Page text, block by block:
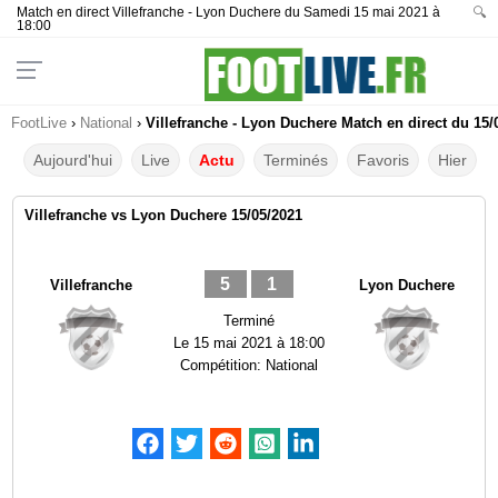
Match en direct Villefranche - Lyon Duchere du Samedi 15 mai 2021 à
18:00
🔍
FootLive › National › Villefranche - Lyon Duchere Match en direct du 15/
Aujourd'hui Live Actu Terminés Favoris Hier
Villefranche vs Lyon Duchere 15/05/2021
Villefranche 5 1
Terminé
Le 15 mai 2021 à 18:00
Compétition: National
Lyon Duchere